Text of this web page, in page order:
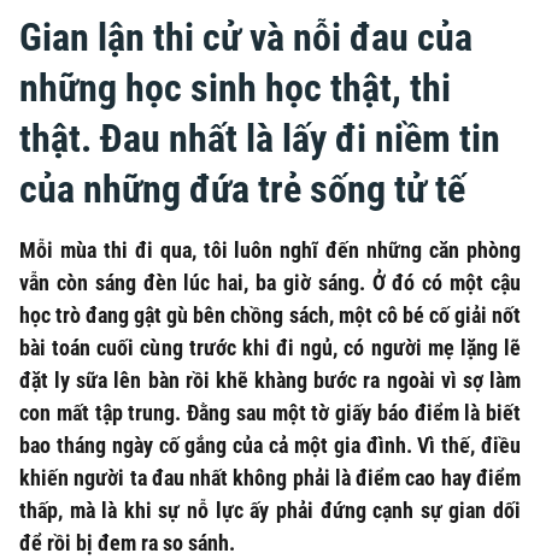
Gian lận thi cử và nỗi đau của
những học sinh học thật, thi
thật. Đau nhất là lấy đi niềm tin
của những đứa trẻ sống tử tế
Mỗi mùa thi đi qua, tôi luôn nghĩ đến những căn phòng
vẫn còn sáng đèn lúc hai, ba giờ sáng. Ở đó có một cậu
học trò đang gật gù bên chồng sách, một cô bé cố giải nốt
bài toán cuối cùng trước khi đi ngủ, có người mẹ lặng lẽ
đặt ly sữa lên bàn rồi khẽ khàng bước ra ngoài vì sợ làm
con mất tập trung. Đằng sau một tờ giấy báo điểm là biết
bao tháng ngày cố gắng của cả một gia đình. Vì thế, điều
khiến người ta đau nhất không phải là điểm cao hay điểm
thấp, mà là khi sự nỗ lực ấy phải đứng cạnh sự gian dối
để rồi bị đem ra so sánh.